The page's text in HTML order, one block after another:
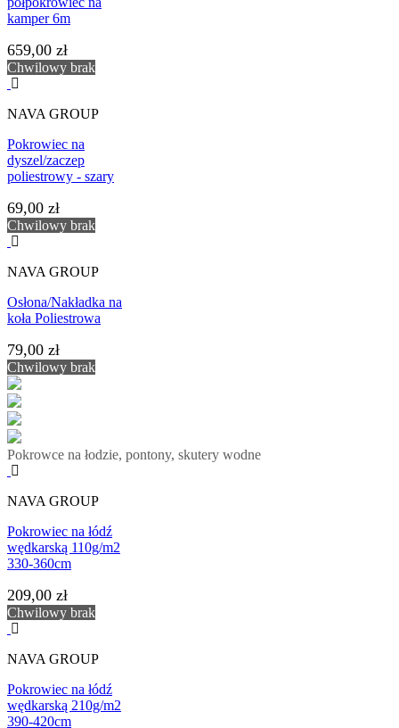
kamper 6m
659,00 zł
Chwilowy brak
NAVA GROUP
Pokrowiec na
dyszel/zaczep
poliestrowy - szary
69,00 zł
Chwilowy brak
NAVA GROUP
Osłona/Nakładka na
koła Poliestrowa
79,00 zł
Chwilowy brak
Pokrowce na łodzie, pontony, skutery wodne
NAVA GROUP
Pokrowiec na łódź
wędkarską 110g/m2
330-360cm
209,00 zł
Chwilowy brak
NAVA GROUP
Pokrowiec na łódź
wędkarską 210g/m2
390-420cm